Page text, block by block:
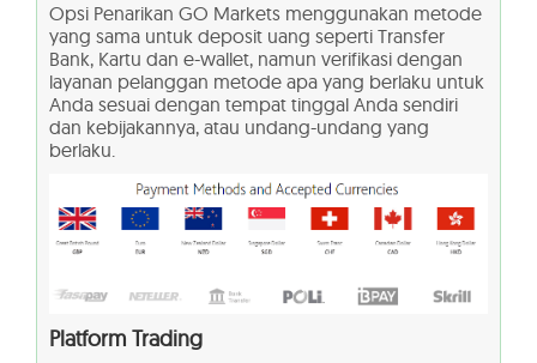
Opsi Penarikan GO Markets menggunakan metode
yang sama untuk deposit uang seperti Transfer
Bank, Kartu dan e-wallet, namun verifikasi dengan
layanan pelanggan metode apa yang berlaku untuk
Anda sesuai dengan tempat tinggal Anda sendiri
dan kebijakannya, atau undang-undang yang
berlaku.
Platform Trading